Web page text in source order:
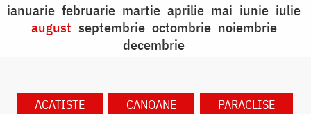
ianuarie februarie martie aprilie mai iunie iulie
august septembrie octombrie noiembrie
decembrie
ACATISTE CANOANE
PARACLISE